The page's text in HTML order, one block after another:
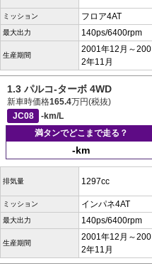
ミッション フロア4AT
最大出力 140ps/6400rpm
生産期間
2001年12月～200
2年11月
1.3 パルコ-ターボ 4WD
新車時価格165.4万円(税抜)
JC08
-km/L
満タンでどこまで走る？
-km
排気量 1297cc
ミッション インパネ4AT
最大出力 140ps/6400rpm
生産期間
2001年12月～200
2年11月